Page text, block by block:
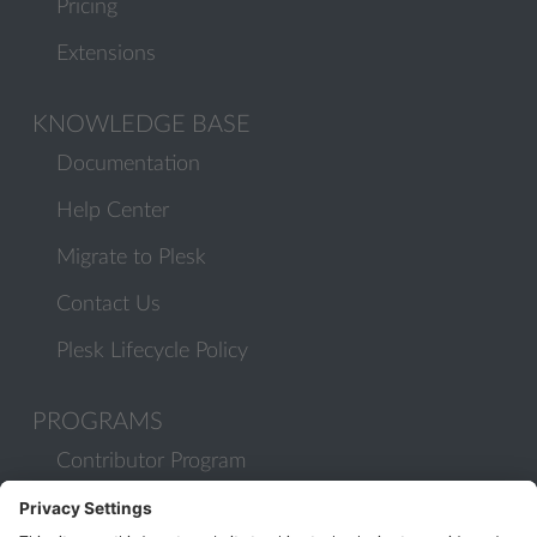
Pricing
Extensions
KNOWLEDGE BASE
Documentation
Help Center
Migrate to Plesk
Contact Us
Plesk Lifecycle Policy
PROGRAMS
Contributor Program
Partner Program